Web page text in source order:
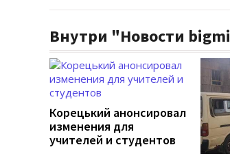
Внутри "Новости
Корецький анонсировал
изменения для
учителей и студентов